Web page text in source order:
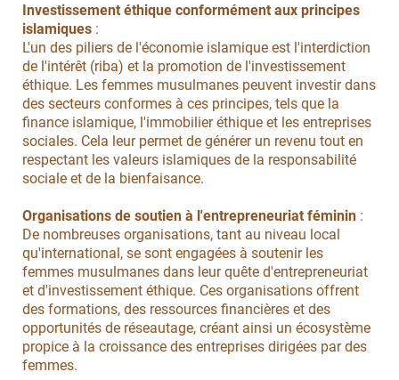
Investissement éthique conformément aux principes
islamiques :
L'un des piliers de l'économie islamique est l'interdiction
de l'intérêt (riba) et la promotion de l'investissement
éthique. Les femmes musulmanes peuvent investir dans
des secteurs conformes à ces principes, tels que la
finance islamique, l'immobilier éthique et les entreprises
sociales. Cela leur permet de générer un revenu tout en
respectant les valeurs islamiques de la responsabilité
sociale et de la bienfaisance.
Organisations de soutien à l'entrepreneuriat féminin :
De nombreuses organisations, tant au niveau local
qu'international, se sont engagées à soutenir les
femmes musulmanes dans leur quête d'entrepreneuriat
et d'investissement éthique. Ces organisations offrent
des formations, des ressources financières et des
opportunités de réseautage, créant ainsi un écosystème
propice à la croissance des entreprises dirigées par des
femmes.